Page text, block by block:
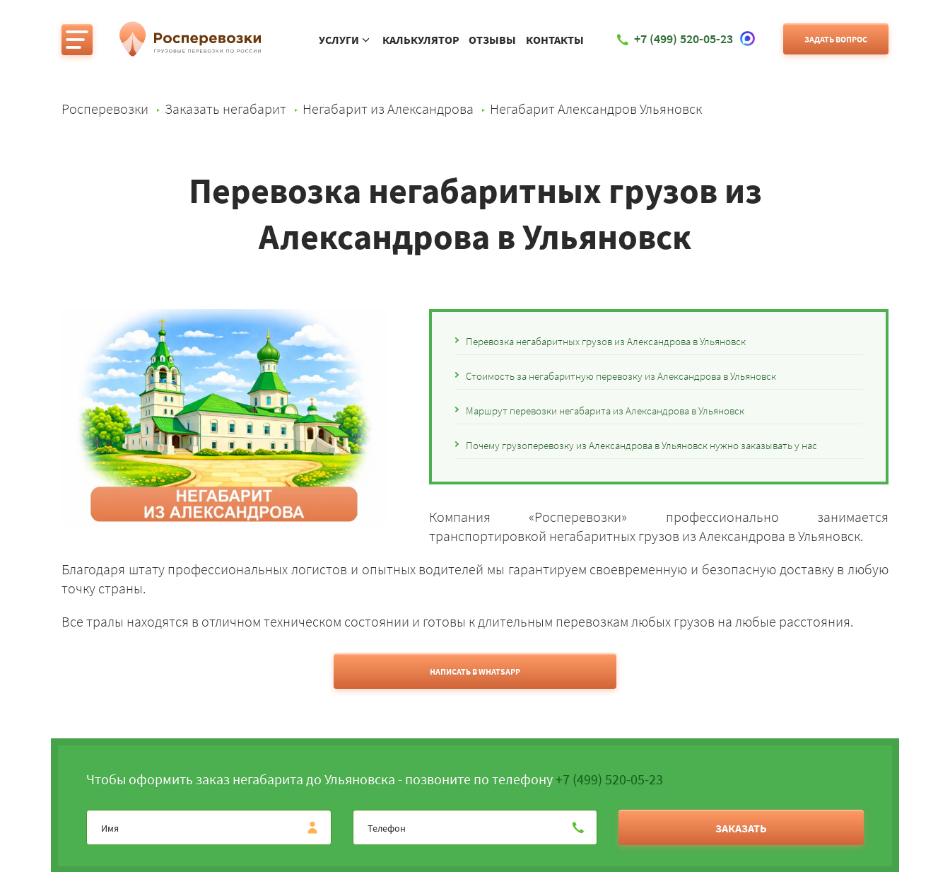
УСЛУГИ КАЛЬКУЛЯТОР ОТЗЫВЫ КОНТАКТЫ +7 (499) 520-05-23 ЗАДАТЬ ВОПРОС
Росперевозки Заказать негабарит Негабарит из Александрова Негабарит Александров Ульяновск
Перевозка негабаритных грузов из
Александрова в Ульяновск
Перевозка негабаритных грузов из Александрова в Ульяновск
Стоимость за негабаритную перевозку из Александрова в Ульяновск
Маршрут перевозки негабарита из Александрова в Ульяновск
Почему грузоперевозку из Александрова в Ульяновск нужно заказывать у нас
Компания «Росперевозки» профессионально занимается
транспортировкой негабаритных грузов из Александрова в Ульяновск.
Благодаря штату профессиональных логистов и опытных водителей мы гарантируем своевременную и безопасную доставку в любую
точку страны.
Все тралы находятся в отличном техническом состоянии и готовы к длительным перевозкам любых грузов на любые расстояния.
НАПИСАТЬ В WHATSAPP
Чтобы оформить заказ негабарита до Ульяновска - позвоните по телефону+7 (499) 520-05-23
ЗАКАЗАТЬ